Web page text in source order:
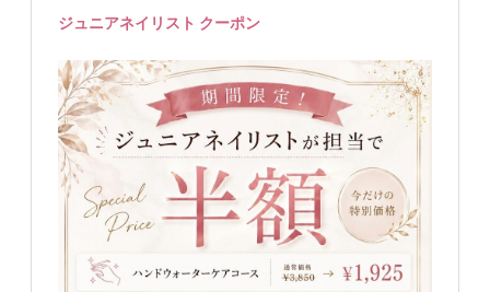
ジュニアネイリスト クーポン